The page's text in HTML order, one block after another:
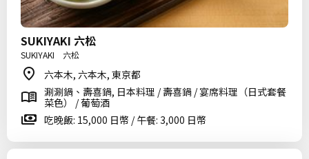
SUKIYAKI 六松
SUKIYAKI 六松
六本木, 六本木, 東京都
涮涮鍋、壽喜鍋, 日本料理 / 壽喜鍋 / 宴席料理（日式套餐
菜色） / 葡萄酒
吃晚飯: 15,000 日幣 / 午餐: 3,000 日幣